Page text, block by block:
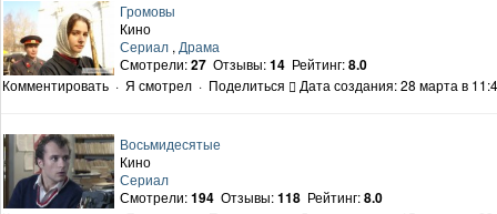
Громовы
Кино
Сериал , Драма
Смотрели:27 Отзывы:14 Рейтинг:8.0
Комментировать · Я смотрел · Поделиться Дата создания: 28 марта в
Восьмидесятые
Кино
Сериал
Смотрели:194 Отзывы:118 Рейтинг:8.0